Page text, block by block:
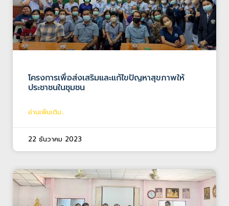
โครงการเพื่อส่งเสริมและแก้ไขปัญหาสุขภาพให้
ประชาชนในชุมชน
อ่านเพิ่มเติม...
22 ธันวาคม 2023